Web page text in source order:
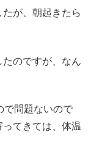
が、朝起きたら
のですが、なん
で問題ないので
てきては、体温